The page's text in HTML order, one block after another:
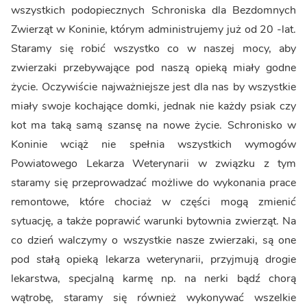
wszystkich podopiecznych Schroniska dla Bezdomnych
Zwierząt w Koninie, którym administrujemy już od 20 -lat.
Staramy się robić wszystko co w naszej mocy, aby
zwierzaki przebywające pod naszą opieką miały godne
życie. Oczywiście najważniejsze jest dla nas by wszystkie
miały swoje kochające domki, jednak nie każdy psiak czy
kot ma taką samą szansę na nowe życie. Schronisko w
Koninie wciąż nie spełnia wszystkich wymogów
Powiatowego Lekarza Weterynarii w związku z tym
staramy się przeprowadzać możliwe do wykonania prace
remontowe, które chociaż w części mogą zmienić
sytuację, a także poprawić warunki bytownia zwierząt. Na
co dzień walczymy o wszystkie nasze zwierzaki, są one
pod stałą opieką lekarza weterynarii, przyjmują drogie
lekarstwa, specjalną karmę np. na nerki bądź chorą
wątrobę, staramy się również wykonywać wszelkie